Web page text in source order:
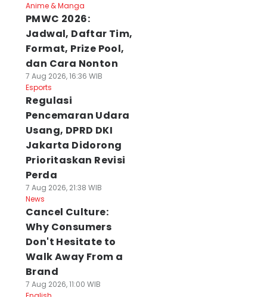
Anime & Manga
PMWC 2026:
Jadwal, Daftar Tim,
Format, Prize Pool,
dan Cara Nonton
7 Aug 2026, 16:36 WIB
Esports
Regulasi
Pencemaran Udara
Usang, DPRD DKI
Jakarta Didorong
Prioritaskan Revisi
Perda
7 Aug 2026, 21:38 WIB
News
Cancel Culture:
Why Consumers
Don't Hesitate to
Walk Away From a
Brand
7 Aug 2026, 11:00 WIB